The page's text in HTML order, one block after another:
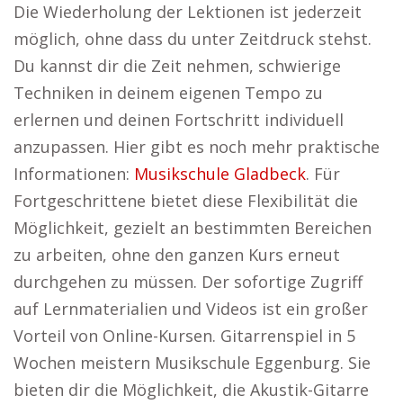
Die Wiederholung der Lektionen ist jederzeit
möglich, ohne dass du unter Zeitdruck stehst.
Du kannst dir die Zeit nehmen, schwierige
Techniken in deinem eigenen Tempo zu
erlernen und deinen Fortschritt individuell
anzupassen. Hier gibt es noch mehr praktische
Informationen: Musikschule Gladbeck. Für
Fortgeschrittene bietet diese Flexibilität die
Möglichkeit, gezielt an bestimmten Bereichen
zu arbeiten, ohne den ganzen Kurs erneut
durchgehen zu müssen. Der sofortige Zugriff
auf Lernmaterialien und Videos ist ein großer
Vorteil von Online-Kursen. Gitarrenspiel in 5
Wochen meistern Musikschule Eggenburg. Sie
bieten dir die Möglichkeit, die Akustik-Gitarre